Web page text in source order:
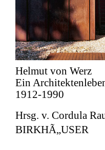
Helmut von Werz
Ein
1912-1990
Hrsg. v. Cordula
BIRKHÃ„USER